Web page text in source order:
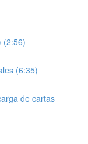
(2:56)
(6:35)
de cartas